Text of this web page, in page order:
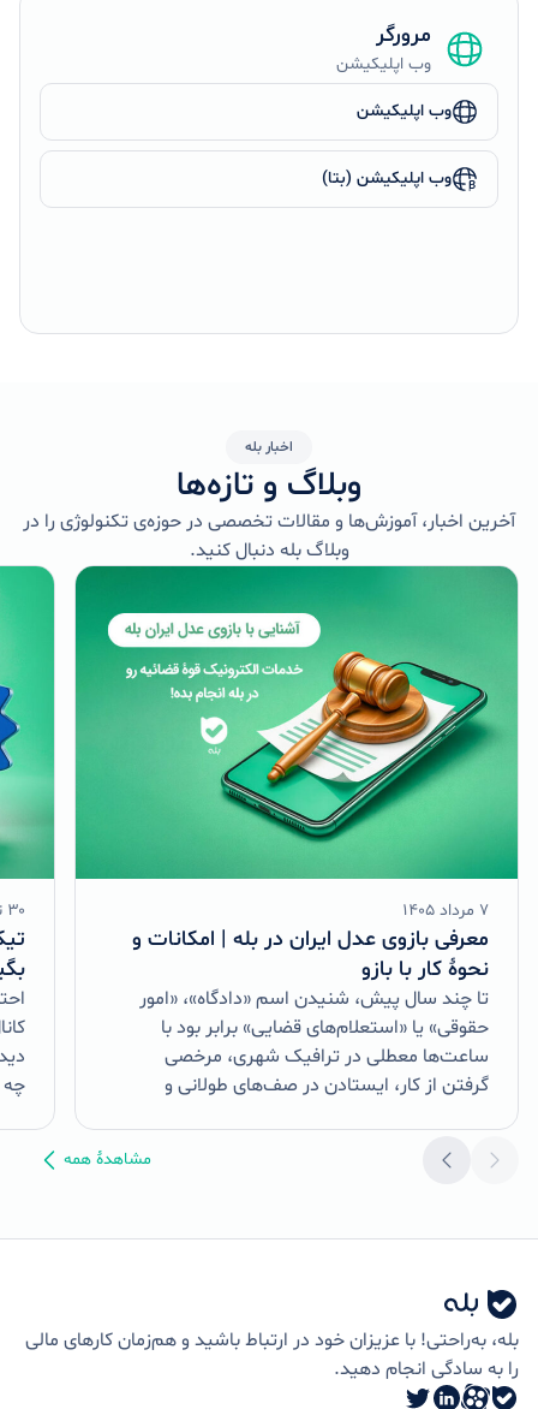
مرورگر
وب اپلیکیشن
وب اپلیکیشن
وب اپلیکیشن (بتا)
اخبار بله
وبلاگ و تازه‌ها
آخرین اخبار، آموزش‌ها و مقالات تخصصی در حوزه‌ی تکنولوژی را در
وبلاگ بله دنبال کنید.
۷ مرداد ۱۴۰۵
معرفی بازوی عدل ایران در بله | امکانات و
نحوۀ کار با بازو
تا چند سال پیش، شنیدن اسم «دادگاه»، «امور
حقوقی» یا «استعلام‌های قضایی» برابر بود با
ساعت‌ها معطلی در ترافیک شهری، مرخصی
گرفتن از کار، ایستادن در صف‌های طولانی و
۳۰ تیر ۱۴۰۵
چه
مشاهدهٔ همه
بله، به‌راحتی! با عزیزان خود در ارتباط باشید و هم‌زمان کارهای مالی
را به سادگی انجام دهید.